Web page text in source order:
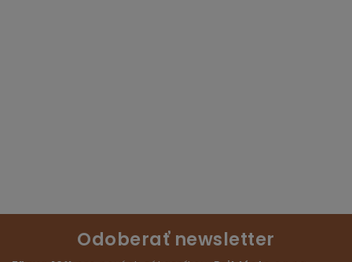
Odoberať newsletter